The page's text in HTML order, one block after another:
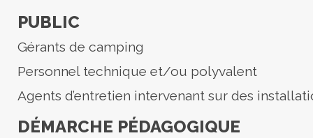
PUBLIC
Gérants de camping
Personnel technique et/ou polyvalent
Agents d’entretien intervenant sur des
DÉMARCHE PÉDAGOGIQUE